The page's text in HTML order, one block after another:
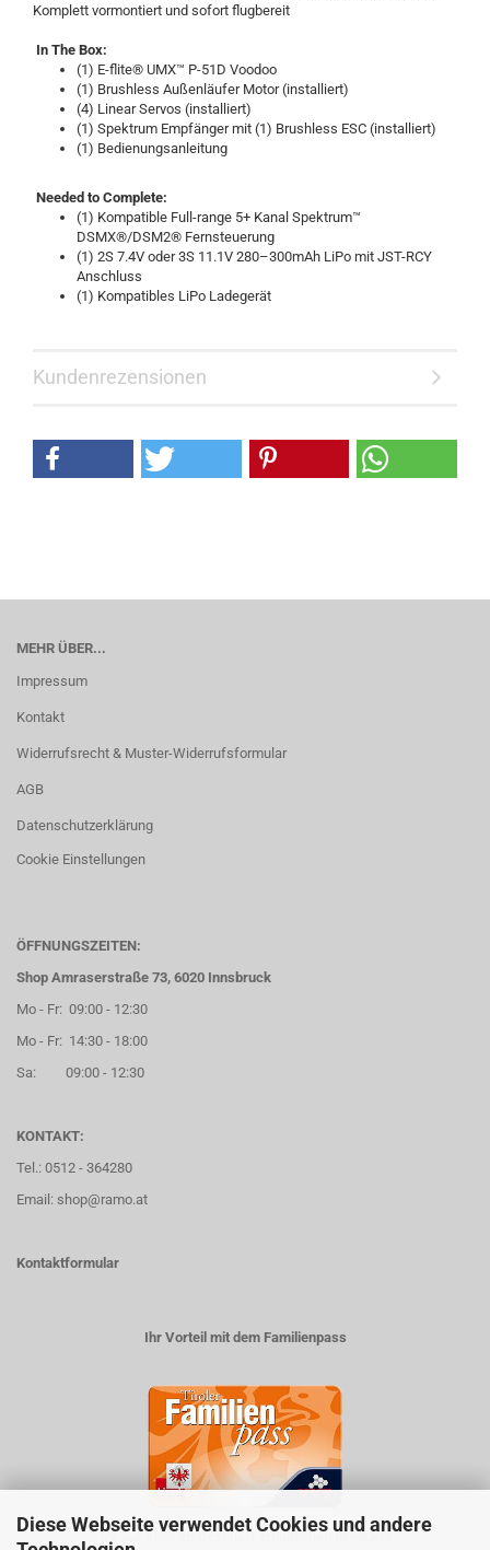
Diese Webseite verwendet Cookies und andere
Komplett vormontiert und sofort flugbereit
In The Box:
(1) E-flite® UMX™ P-51D Voodoo
(1) Brushless Außenläufer Motor (installiert)
(4) Linear Servos (installiert)
(1) Spektrum Empfänger mit (1) Brushless ESC (installiert)
(1) Bedienungsanleitung
Needed to Complete:
(1) Kompatible Full-range 5+ Kanal Spektrum™
DSMX®/DSM2® Fernsteuerung
(1) 2S 7.4V oder 3S 11.1V 280–300mAh LiPo mit JST-RCY
Anschluss
(1) Kompatibles LiPo Ladegerät
Kundenrezensionen
MEHR ÜBER...
Impressum
Kontakt
Widerrufsrecht & Muster-Widerrufsformular
AGB
Datenschutzerklärung
Cookie Einstellungen
ÖFFNUNGSZEITEN:
Shop Amraserstraße 73, 6020 Innsbruck
Mo - Fr: 09:00 - 12:30
Mo - Fr: 14:30 - 18:00
Sa: 09:00 - 12:30
KONTAKT:
Tel.: 0512 - 364280
Email: shop@ramo.at
Kontaktformular
Ihr Vorteil mit dem Familienpass
5% auf viele im Geschäft erhältlichen Produkte